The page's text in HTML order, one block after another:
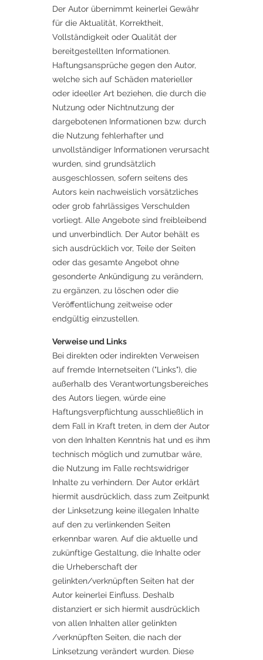
Der Autor übernimmt keinerlei Gewähr
für die Aktualität, Korrektheit,
Vollständigkeit oder Qualität der
bereitgestellten Informationen.
Haftungsansprüche gegen den Autor,
welche sich auf Schäden materieller
oder ideeller Art beziehen, die durch die
Nutzung oder Nichtnutzung der
dargebotenen Informationen bzw. durch
die Nutzung fehlerhafter und
unvollständiger Informationen verursacht
wurden, sind grundsätzlich
ausgeschlossen, sofern seitens des
Autors kein nachweislich vorsätzliches
oder grob fahrlässiges Verschulden
vorliegt. Alle Angebote sind freibleibend
und unverbindlich. Der Autor behält es
sich ausdrücklich vor, Teile der Seiten
oder das gesamte Angebot ohne
gesonderte Ankündigung zu verändern,
zu ergänzen, zu löschen oder die
Veröffentlichung zeitweise oder
endgültig einzustellen.
Verweise und Links
Bei direkten oder indirekten Verweisen
auf fremde Internetseiten ("Links"), die
außerhalb des Verantwortungsbereiches
des Autors liegen, würde eine
Haftungsverpflichtung ausschließlich in
dem Fall in Kraft treten, in dem der Autor
von den Inhalten Kenntnis hat und es ihm
technisch möglich und zumutbar wäre,
die Nutzung im Falle rechtswidriger
Inhalte zu verhindern. Der Autor erklärt
hiermit ausdrücklich, dass zum Zeitpunkt
der Linksetzung keine illegalen Inhalte
auf den zu verlinkenden Seiten
erkennbar waren. Auf die aktuelle und
zukünftige Gestaltung, die Inhalte oder
die Urheberschaft der
gelinkten/verknüpften Seiten hat der
Autor keinerlei Einfluss. Deshalb
distanziert er sich hiermit ausdrücklich
von allen Inhalten aller gelinkten
/verknüpften Seiten, die nach der
Linksetzung verändert wurden. Diese